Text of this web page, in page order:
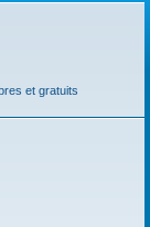
et gratuits